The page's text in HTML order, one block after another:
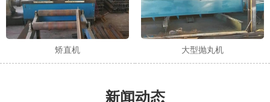
矫直机 大型抛丸机
新闻动态